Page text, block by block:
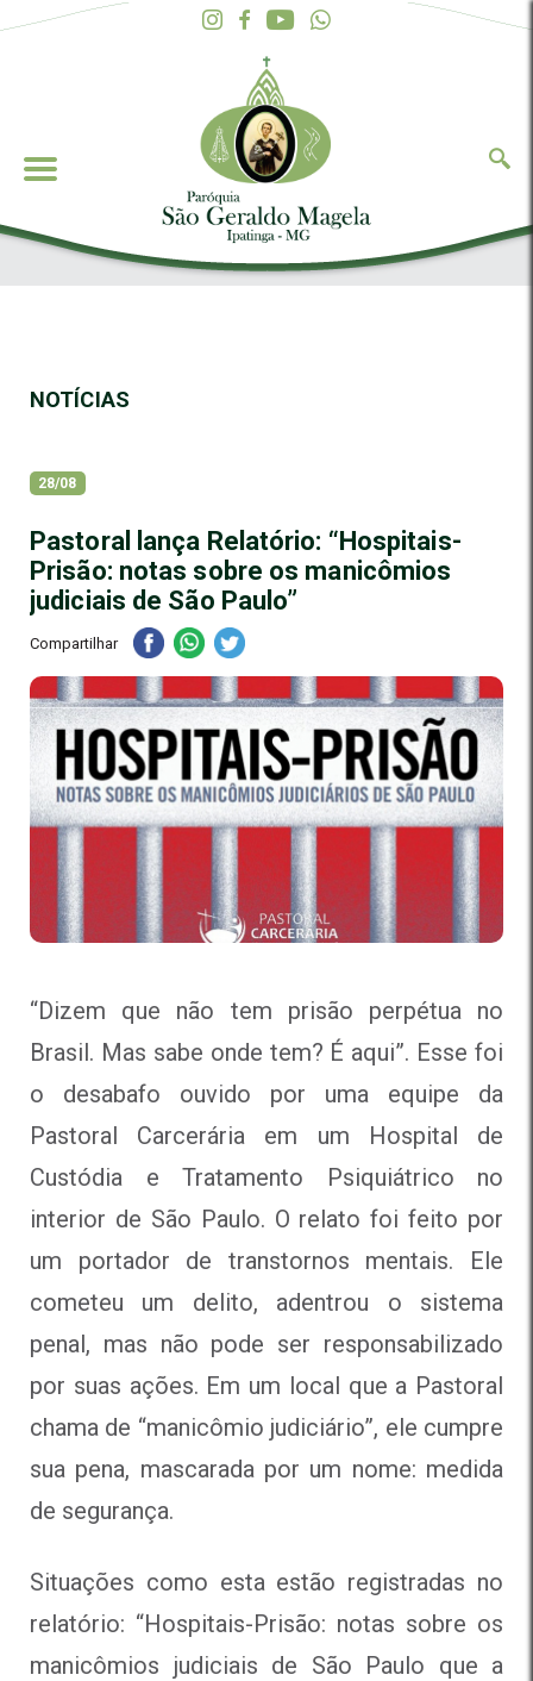
NOTÍCIAS
28/08
Pastoral lança Relatório: “Hospitais-
Prisão: notas sobre os manicômios
judiciais de São Paulo”
Compartilhar
“Dizem que não tem prisão perpétua no
Brasil. Mas sabe onde tem? É aqui”. Esse foi
o desabafo ouvido por uma equipe da
Pastoral Carcerária em um Hospital de
Custódia e Tratamento Psiquiátrico no
interior de São Paulo. O relato foi feito por
um portador de transtornos mentais. Ele
cometeu um delito, adentrou o sistema
penal, mas não pode ser responsabilizado
por suas ações. Em um local que a Pastoral
chama de “manicômio judiciário”, ele cumpre
sua pena, mascarada por um nome: medida
de segurança.
Situações como esta estão registradas no
relatório: “Hospitais-Prisão: notas sobre os
manicômios judiciais de São Paulo que a